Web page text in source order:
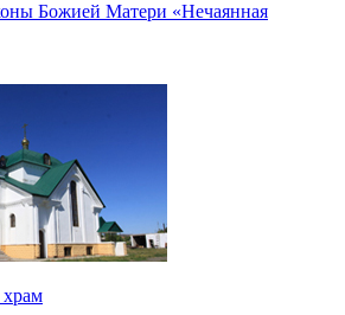
Божией Матери «Нечаянная